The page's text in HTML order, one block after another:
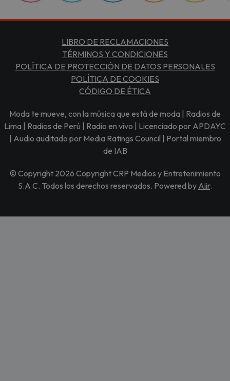
LIBRO DE RECLAMACIONES
TÉRMINOS Y CONDICIONES
POLÍTICA DE PROTECCIÓN DE DATOS PERSONALES
POLÍTICA DE COOKIES
CÓDIGO DE ÉTICA
Moda te mueve, con la música que está de moda | Radios de
Lima | Radios de Perú | Radio en vivo | Licenciado por APDAYC
| Audio auditado por Media Ratings Council | Portal miembro
de IAB
© Copyright 2026 Copyright CRP Medios y Entretenimiento
S.A.C. Todos los derechos reservados. Powered by Aiir.